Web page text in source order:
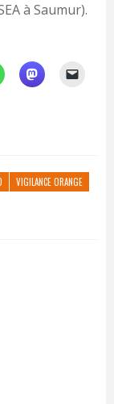
à Saumur).
VIGILANCE ORANGE